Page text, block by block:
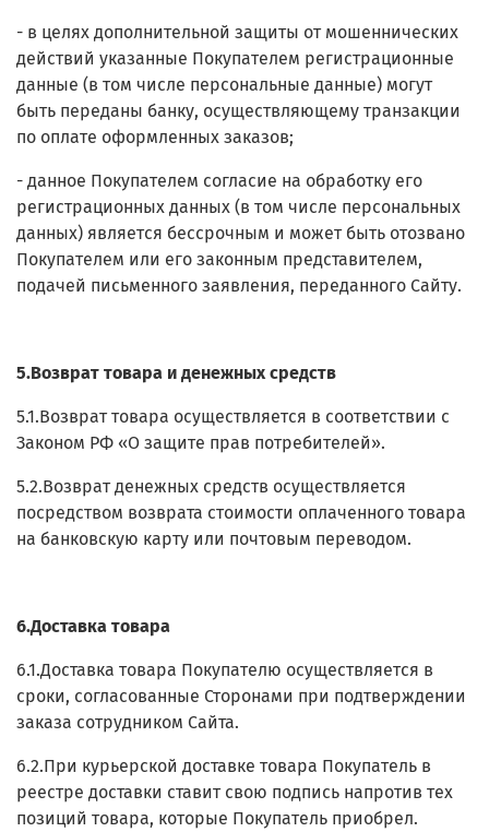
- в целях дополнительной защиты от мошеннических
действий указанные Покупателем регистрационные
данные (в том числе персональные данные) могут
быть переданы банку, осуществляющему транзакции
по оплате оформленных заказов;
- данное Покупателем согласие на обработку его
регистрационных данных (в том числе персональных
данных) является бессрочным и может быть отозвано
Покупателем или его законным представителем,
подачей письменного заявления, переданного Сайту.
5.Возврат товара и денежных средств
5.1.Возврат товара осуществляется в соответствии с
Законом РФ «О защите прав потребителей».
5.2.Возврат денежных средств осуществляется
посредством возврата стоимости оплаченного товара
на банковскую карту или почтовым переводом.
6.Доставка товара
6.1.Доставка товара Покупателю осуществляется в
сроки, согласованные Сторонами при подтверждении
заказа сотрудником Сайта.
6.2.При курьерской доставке товара Покупатель в
реестре доставки ставит свою подпись напротив тех
позиций товара, которые Покупатель приобрел.